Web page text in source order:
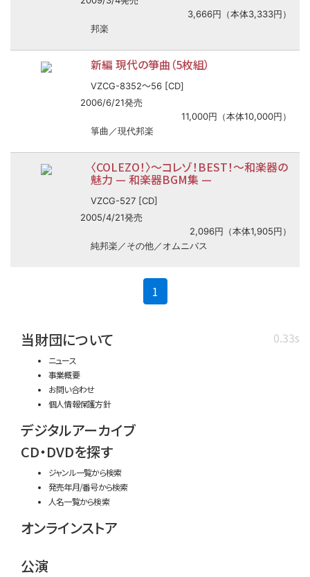
3,666円（本体3,333円）
邦楽
新編 現代の箏曲（5枚組）
VZCG-8352〜56 [CD]
2006/6/21発売
11,000円（本体10,000円）
箏曲／現代邦楽
〈COLEZO！〉〜コレゾ！BEST！〜和楽器の
魅力 — 和楽器BGM集 —
VZCG-527 [CD]
2005/4/21発売
2,096円（本体1,905円）
純邦楽／その他／オムニバス
1
0.33s
当財団について
ニュース
事業概要
お問い合わせ
個人情報保護方針
デジタルアーカイブ
CD・DVDを探す
ジャンル一覧から検索
発売年月/番号から検索
人名一覧から検索
オンラインストア
公演